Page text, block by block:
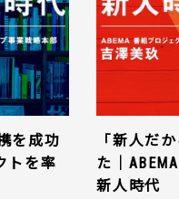
を成功
トを率
「新人だ
た｜
新人時代